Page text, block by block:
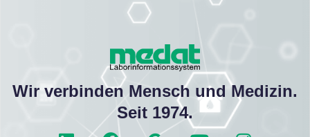
Wir verbinden Mensch und Medizin.
Seit 1974.